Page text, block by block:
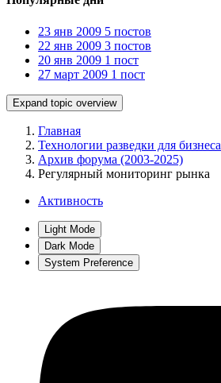
23 янв 2009 5 постов
22 янв 2009 3 постов
20 янв 2009 1 пост
27 март 2009 1 пост
Expand topic overview
Главная
Технологии разведки для бизнеса
Архив форума (2003-2025)
Регулярный мониторинг рынка
Активность
Light Mode
Dark Mode
System Preference